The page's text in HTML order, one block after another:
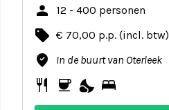
person 12 - 400 personen
local_offer € 70,00 p.p. (incl. btw)
where_to_vote In de buurt van Oterleek
restaurant coffee nights_stay bed